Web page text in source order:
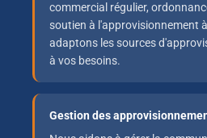
commercial régulier,
soutien à l'approvisionnement
adaptons les sources
à vos besoins.
Gestion des